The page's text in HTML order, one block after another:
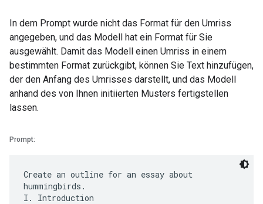
In dem Prompt wurde nicht das Format für den Umriss
angegeben, und das Modell hat ein Format für Sie
ausgewählt. Damit das Modell einen Umriss in einem
bestimmten Format zurückgibt, können Sie Text hinzufügen,
der den Anfang des Umrisses darstellt, und das Modell
anhand des von Ihnen initiierten Musters fertigstellen
lassen.
Prompt:
Create an outline for an essay about
hummingbirds.
I. Introduction